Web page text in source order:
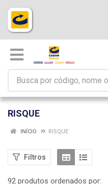
RISQUE
INÍCIO RISQUE
Filtros
92 produtos ordenados por: